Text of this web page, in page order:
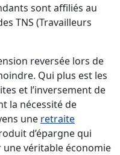
sont affiliés au
TNS (Travailleurs
reversée lors de
Qui plus est les
et l’inversement de
la nécessité de
une retraite
d’épargne qui
véritable économie